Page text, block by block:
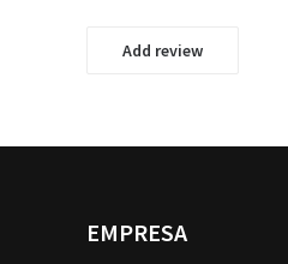
Add review
EMPRESA